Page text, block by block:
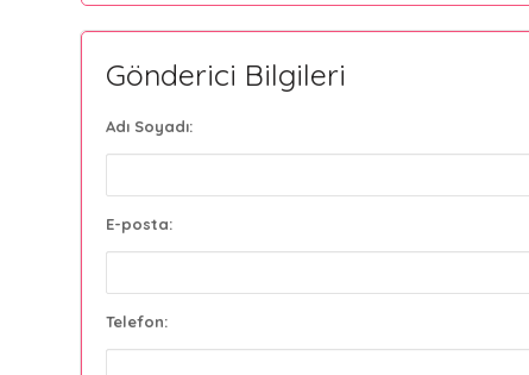
Gönderici Bilgileri
Adı Soyadı:
E-posta:
Telefon: